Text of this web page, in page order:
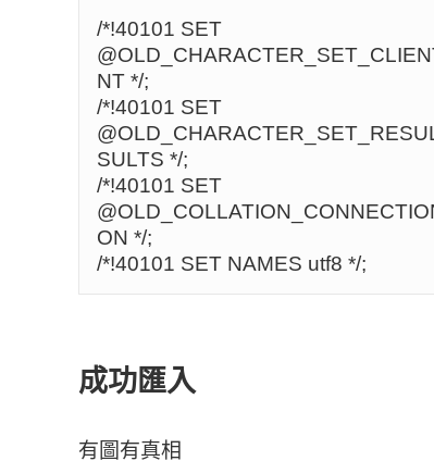
/*!40101 SET
NT */;
/*!40101 SET
SULTS */;
/*!40101 SET
ON */;
/*!40101 SET NAMES utf8 */;
成功匯入
有圖有真相